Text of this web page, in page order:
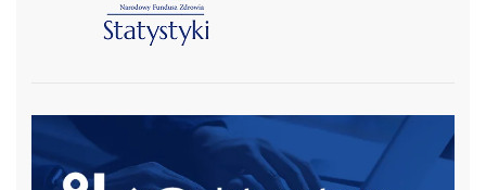
czytaj więcej